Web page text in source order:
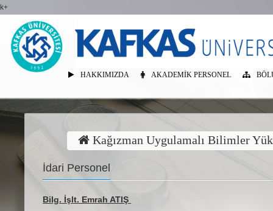
k+
HAKKIMIZDA AKADEMIK PERSONEL
Kağızman Uygulamalı Bilimler
İdari Personel
Bilg. İşlt. Emrah ATIŞ